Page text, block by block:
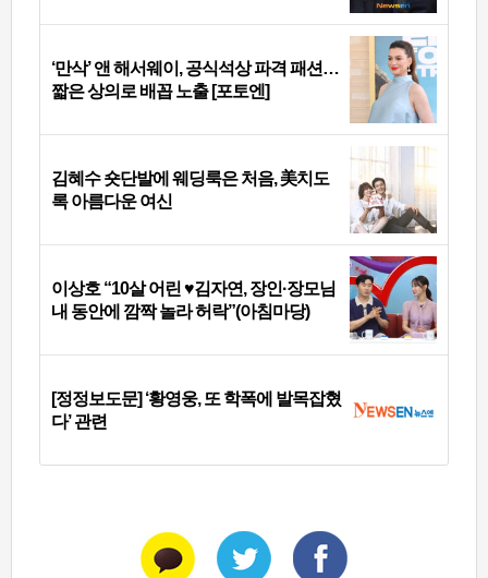
‘만삭’ 앤 해서웨이, 공식석상 파격 패션…
짧은 상의로 배꼽 노출 [포토엔]
김혜수 숏단발에 웨딩룩은 처음, 美치도
록 아름다운 여신
이상호 “10살 어린 ♥김자연, 장인·장모님
내 동안에 깜짝 놀라 허락”(아침마당)
[정정보도문] ‘황영웅, 또 학폭에 발목잡혔
다’ 관련